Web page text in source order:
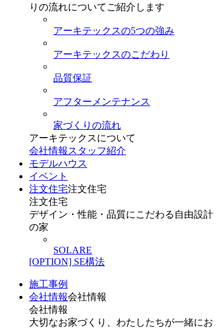
りの流れについてご紹介します
アーキテックスの5つの強み
アーキテックスのこだわり
品質保証
アフターメンテナンス
家づくりの流れ
アーキテックスについて
会社情報 スタッフ紹介
モデルハウス
イベント
注文住宅注文住宅
注文住宅
デザイン・性能・品質にこだわる自由設計
の家
SOLARE
[OPTION] SE構法
施工事例
会社情報会社情報
会社情報
大切なお家づくり、わたしたちが一緒にお